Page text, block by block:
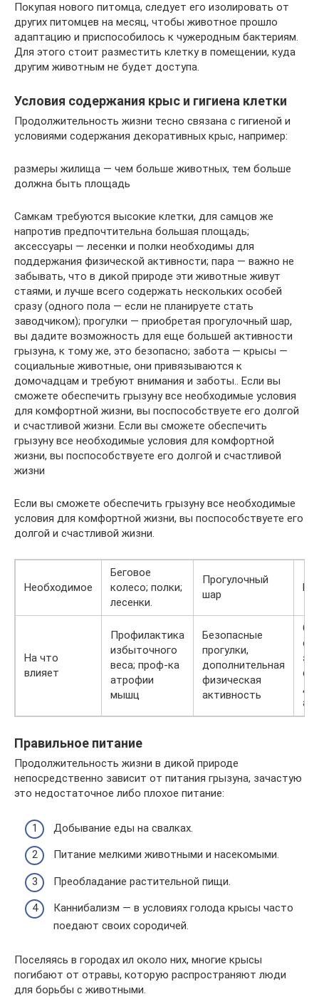
Покупая нового питомца, следует его изолировать от
других питомцев на месяц, чтобы животное прошло
адаптацию и приспособилось к чужеродным бактериям.
Для этого стоит разместить клетку в помещении, куда
другим животным не будет доступа.
Условия содержания крыс и гигиена клетки
Продолжительность жизни тесно связана с гигиеной и
условиями содержания декоративных крыс, например:
размеры жилища — чем больше животных, тем больше
должна быть площадь
Самкам требуются высокие клетки, для самцов же
напротив предпочтительна большая площадь;
аксессуары — лесенки и полки необходимы для
поддержания физической активности; пара — важно не
забывать, что в дикой природе эти животные живут
стаями, и лучше всего содержать нескольких особей
сразу (одного пола — если не планируете стать
заводчиком); прогулки — приобретая прогулочный шар,
вы дадите возможность для еще большей активности
грызуна, к тому же, это безопасно; забота — крысы —
социальные животные, они привязываются к
домочадцам и требуют внимания и заботы.. Если вы
сможете обеспечить грызуну все необходимые условия
для комфортной жизни, вы поспособствуете его долгой
и счастливой жизни. Если вы сможете обеспечить
грызуну все необходимые условия для комфортной
жизни, вы поспособствуете его долгой и счастливой
жизни
Если вы сможете обеспечить грызуну все необходимые
условия для комфортной жизни, вы поспособствуете его
долгой и счастливой жизни.
Необходимое
Беговое
колесо; полки;
лесенки.
Прогулочный
шар
На что
влияет
Профилактика
избыточного
веса; проф-ка
атрофии
мышц
Безопасные
прогулки,
дополнительная
физическая
активность
Правильное питание
Продолжительность жизни в дикой природе
непосредственно зависит от питания грызуна, зачастую
это недостаточное либо плохое питание:
Добывание еды на свалках.
Питание мелкими животными и насекомыми.
Преобладание растительной пищи.
Каннибализм — в условиях голода крысы часто
поедают своих сородичей.
Поселяясь в городах ил около них, многие крысы
погибают от отравы, которую распространяют люди
для борьбы с животными.